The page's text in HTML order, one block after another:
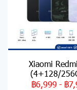
Xiaomi
(4+128/
฿6,999 - ฿